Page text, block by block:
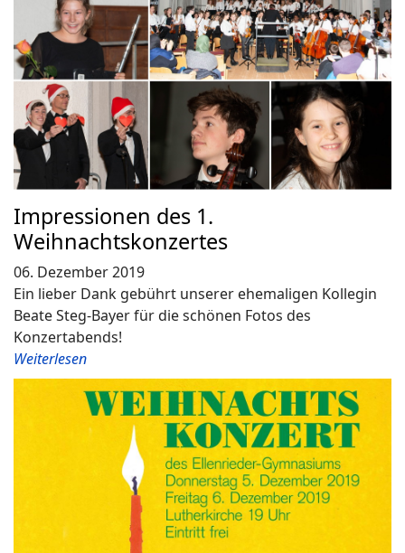
Impressionen des 1.
Weihnachtskonzertes
06. Dezember 2019
Ein lieber Dank gebührt unserer ehemaligen Kollegin
Beate Steg-Bayer für die schönen Fotos des
Konzertabends!
Weiterlesen